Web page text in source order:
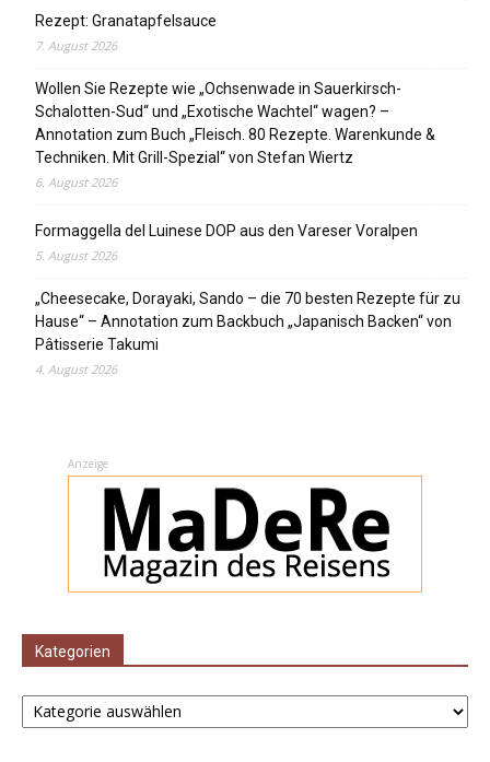
Rezept: Granatapfelsauce
7. August 2026
Wollen Sie Rezepte wie „Ochsenwade in Sauerkirsch-
Schalotten-Sud“ und „Exotische Wachtel“ wagen? –
Annotation zum Buch „Fleisch. 80 Rezepte. Warenkunde &
Techniken. Mit Grill-Spezial“ von Stefan Wiertz
6. August 2026
Formaggella del Luinese DOP aus den Vareser Voralpen
5. August 2026
„Cheesecake, Dorayaki, Sando – die 70 besten Rezepte für zu
Hause“ – Annotation zum Backbuch „Japanisch Backen“ von
Pâtisserie Takumi
4. August 2026
Anzeige
Kategorien
Kategorien